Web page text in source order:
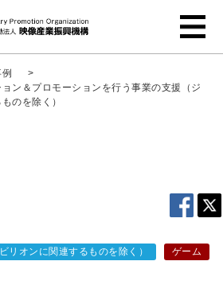
>
ン＆プロモーションを行う事業の支援（ジ
のを除く）
オンに関連するものを除く） ゲーム